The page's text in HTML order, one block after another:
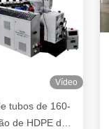
Vídeo
tubos de 160-
de HDPE de